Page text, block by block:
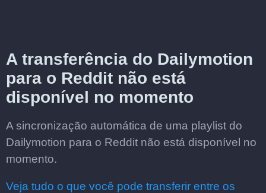
A transferência do Dailymotion
para o Reddit não está
disponível no momento
A sincronização automática de uma playlist do
Dailymotion para o Reddit não está disponível no
momento.
Veja tudo o que você pode transferir entre os